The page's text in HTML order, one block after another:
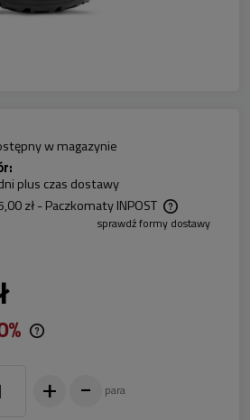
w magazynie
plus czas dostawy
zł- Paczkomaty INPOST
kosztów płatnościsprawdź formy dostawy
+ - para